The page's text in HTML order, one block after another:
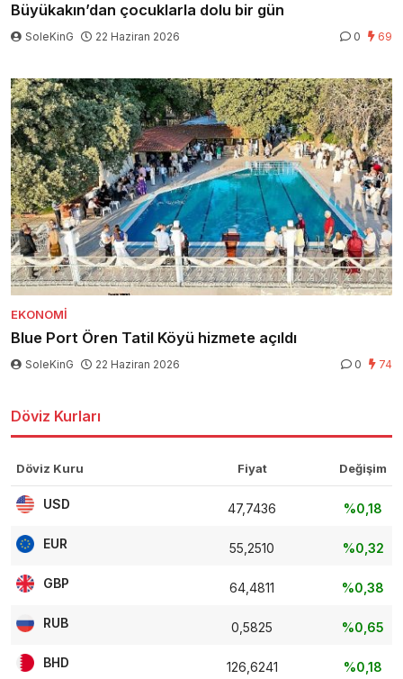
Büyükakın’dan çocuklarla dolu bir gün
SoleKinG 22 Haziran 2026 0 69
EKONOMI
Blue Port Ören Tatil Köyü hizmete açıldı
SoleKinG 22 Haziran 2026 0 74
Döviz Kurları
Döviz Kuru Fiyat Değişim
USD 47,7436 %0,18
EUR 55,2510 %0,32
GBP 64,4811 %0,38
RUB 0,5825 %0,65
BHD 126,6241 %0,18